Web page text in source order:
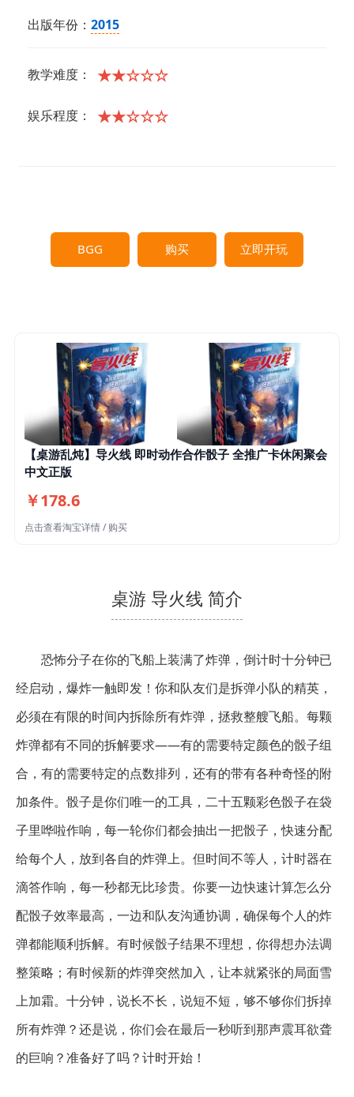
出版年份： 2015
教学难度： ★★☆☆☆
娱乐程度： ★★☆☆☆
BGG 购买 立即开玩
【桌游乱炖】导火线 即时动作合作骰子 全推广卡休闲聚会
中文正版
￥178.6
点击查看淘宝详情 / 购买
桌游 导火线 简介
恐怖分子在你的飞船上装满了炸弹，倒计时十分钟已
经启动，爆炸一触即发！你和队友们是拆弹小队的精英，
必须在有限的时间内拆除所有炸弹，拯救整艘飞船。每颗
炸弹都有不同的拆解要求——有的需要特定颜色的骰子组
合，有的需要特定的点数排列，还有的带有各种奇怪的附
加条件。骰子是你们唯一的工具，二十五颗彩色骰子在袋
子里哗啦作响，每一轮你们都会抽出一把骰子，快速分配
给每个人，放到各自的炸弹上。但时间不等人，计时器在
滴答作响，每一秒都无比珍贵。你要一边快速计算怎么分
配骰子效率最高，一边和队友沟通协调，确保每个人的炸
弹都能顺利拆解。有时候骰子结果不理想，你得想办法调
整策略；有时候新的炸弹突然加入，让本就紧张的局面雪
上加霜。十分钟，说长不长，说短不短，够不够你们拆掉
所有炸弹？还是说，你们会在最后一秒听到那声震耳欲聋
的巨响？准备好了吗？计时开始！